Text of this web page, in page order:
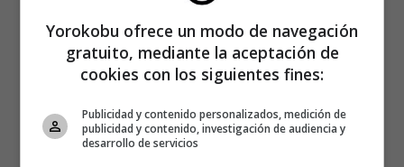
El spot 1984, de Apple
Yorokobu ofrece un modo de navegación
gratuito, mediante la aceptación de
cookies con los siguientes fines:
Publicidad y contenido personalizados, medición de
publicidad y contenido, investigación de audiencia y
desarrollo de servicios